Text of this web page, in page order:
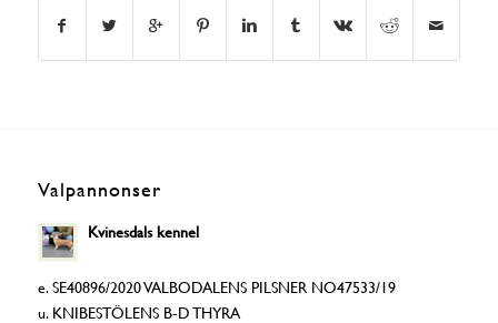
Valpannonser
Kvinesdals kennel
e. SE40896/2020 VALBODALENS PILSNER NO47533/19
u. KNIBESTÖLENS B-D THYRA